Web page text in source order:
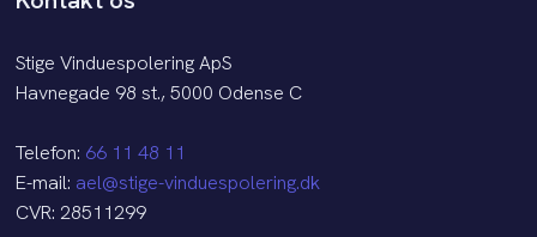
Stige Vinduespolering ApS
Havnegade 98 st., 5000 Odense C
Telefon: 66 11 48 11
E-mail: ael@stige-vinduespolering.dk
CVR: 28511299​